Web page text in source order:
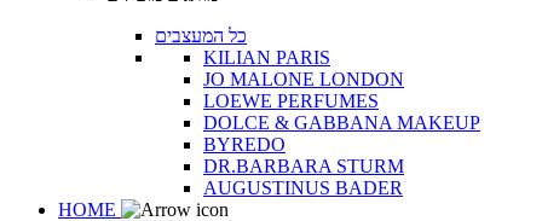
כל המעצבים
KILIAN PARIS
JO MALONE LONDON
LOEWE PERFUMES
DOLCE & GABBANA MAKEUP
BYREDO
DR.BARBARA STURM
AUGUSTINUS BADER
HOME